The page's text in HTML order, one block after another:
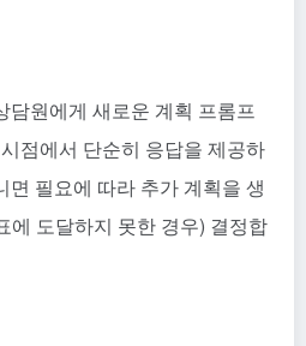
담원에게 새로운 계획 프롬프
점에서 단순히 응답을 제공하
면 필요에 따라 추가 계획을 생
에 도달하지 못한 경우) 결정합